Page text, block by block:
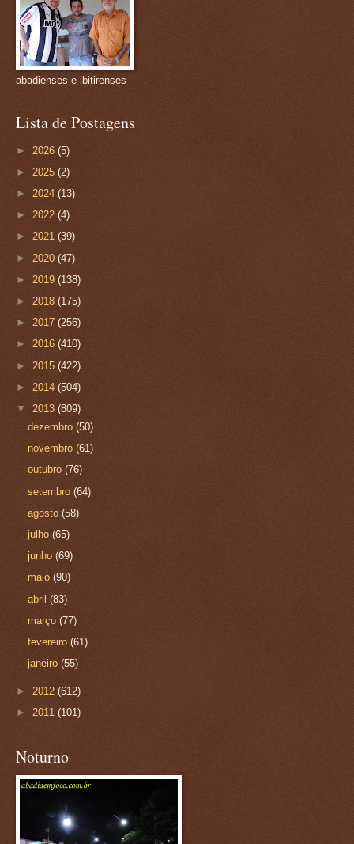
abadienses e ibitirenses
Lista de Postagens
► 2026 (5)
► 2025 (2)
► 2024 (13)
► 2022 (4)
► 2021 (39)
► 2020 (47)
► 2019 (138)
► 2018 (175)
► 2017 (256)
► 2016 (410)
► 2015 (422)
► 2014 (504)
▼ 2013 (809)
dezembro(50)
novembro(61)
outubro(76)
setembro(64)
agosto(58)
julho(65)
junho(69)
maio(90)
abril(83)
março(77)
fevereiro(61)
janeiro(55)
► 2012 (612)
► 2011 (101)
Noturno